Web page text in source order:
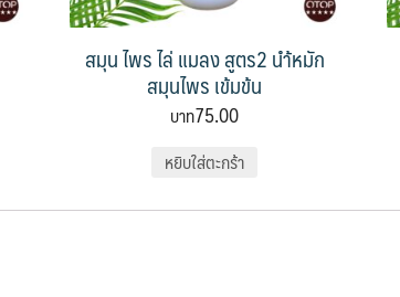
สมุน ไพร ไล่ แมลง สูตร2 นำ้หมัก
สมุนไพร เข้มข้น
75.00
หยิบใส่ตะกร้า